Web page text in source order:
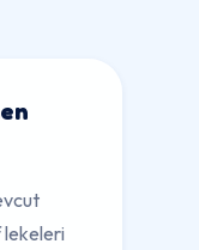
lekeleri